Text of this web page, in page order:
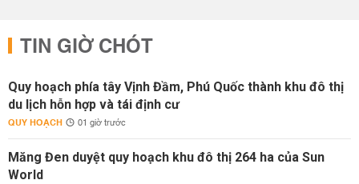
TIN GIỜ CHÓT
Quy hoạch phía tây Vịnh Đầm, Phú Quốc thành khu đô thị
du lịch hỗn hợp và tái định cư
QUY HOẠCH 01 giờ trước
Măng Đen duyệt quy hoạch khu đô thị 264 ha của Sun
World